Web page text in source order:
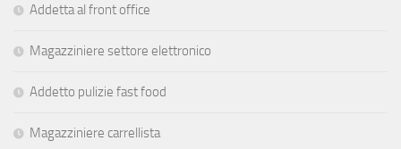
Addetta al front office
Magazziniere settore elettronico
Addetto pulizie fast food
Magazziniere carrellista